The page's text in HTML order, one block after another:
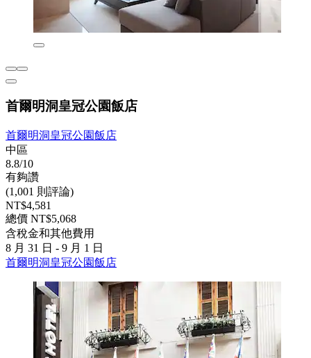
首爾明洞皇冠公園飯店
首爾明洞皇冠公園飯店
中區
8.8/10
有夠讚
(1,001 則評論)
NT$4,581
總價 NT$5,068
含稅金和其他費用
8 月 31 日 - 9 月 1 日
首爾明洞皇冠公園飯店